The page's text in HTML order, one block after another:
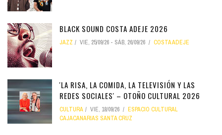
BLACK SOUND COSTA ADEJE 2026
JAZZ VIE, 25/09/26 - SÁB, 26/09/26 COSTA ADEJE
'LA RISA, LA COMIDA, LA TELEVISIÓN Y LAS
REDES SOCIALES' – OTOÑO CULTURAL 2026
CULTURA VIE, 18/09/26
ESPACIO CULTURAL
CAJACANARIAS SANTA CRUZ